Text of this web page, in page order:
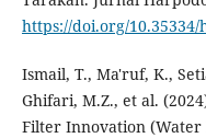
https://doi.org/
Ismail, T., Ma'ruf, K.,
Ghifari, M.Z., et al.
Filter Innovation (Water